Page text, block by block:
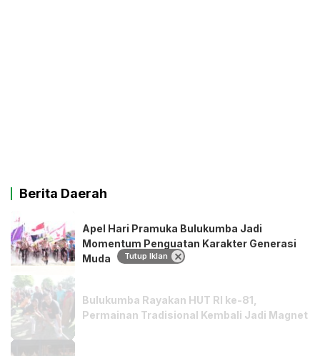
Berita Daerah
Apel Hari Pramuka Bulukumba Jadi
Momentum Penguatan Karakter Generasi
Muda
Bulukumba Rayakan HUT RI ke-81,
Permainan Tradisional Kembali Jadi Magnet
Tutup Iklan